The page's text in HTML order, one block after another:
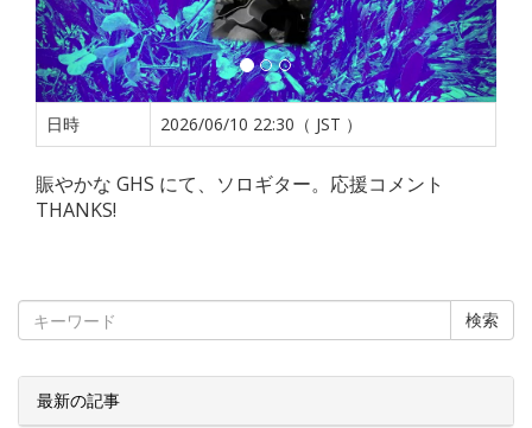
日時 2026/06/10 22:30（ JST ）
賑やかな GHS にて、ソロギター。応援コメント
THANKS!
検索
最新の記事